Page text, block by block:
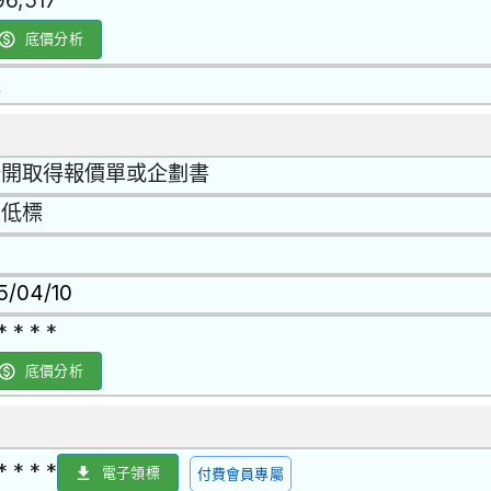
底價分析
取得報價單或企劃書
標
04/10
* * *
底價分析
* * * 電子領標 付費會員專屬